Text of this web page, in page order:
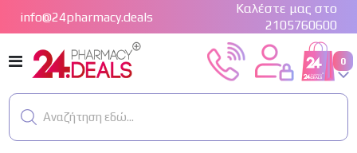
info@24pharmacy.deals
Καλέστε μας στο
2105760600
Εναλλαγή
Πλοήγησης
Cart
0
Αναζήτηση εδώ...